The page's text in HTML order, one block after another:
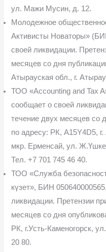
ул. Мажи Мусин, д. 12.
Молодежное
Активисты Новаторы»
своей ликвидации.
ме­сяцев со дня
Атырауская обл., г.
ТОО «Accounting and Tax
сообщает о своей
течение двух месяцев со
по адресу: РК, A15Y4D5,
мкр. Ерменсай, ул.
Тел. +7 701 745 46 40.
ТОО «Служба
күзет», БИН
ликвидации. Претензии
месяцев со дня
РК, г.Усть-Каменогорск,
20 80.